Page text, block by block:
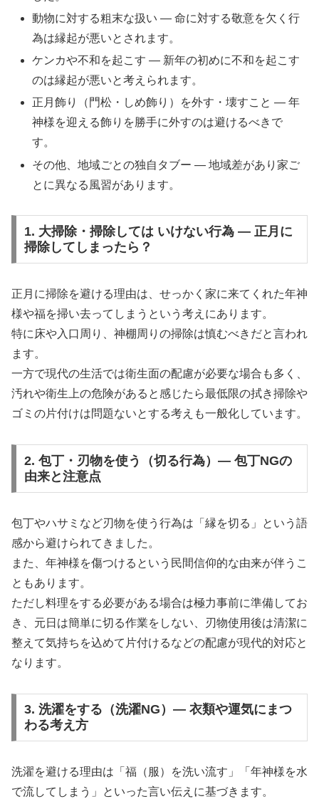
動物に対する粗末な扱い — 命に対する敬意を欠く行
為は縁起が悪いとされます。
ケンカや不和を起こす — 新年の初めに不和を起こす
のは縁起が悪いと考えられます。
正月飾り（門松・しめ飾り）を外す・壊すこと — 年
神様を迎える飾りを勝手に外すのは避けるべきで
す。
その他、地域ごとの独自タブー — 地域差があり家ご
とに異なる風習があります。
1. 大掃除・掃除しては いけない行為 — 正月に
掃除してしまったら？
正月に掃除を避ける理由は、せっかく家に来てくれた年神
様や福を掃い去ってしまうという考えにあります。
特に床や入口周り、神棚周りの掃除は慎むべきだと言われ
ます。
一方で現代の生活では衛生面の配慮が必要な場合も多く、
汚れや衛生上の危険があると感じたら最低限の拭き掃除や
ゴミの片付けは問題ないとする考えも一般化しています。
2. 包丁・刃物を使う（切る行為）— 包丁NGの
由来と注意点
包丁やハサミなど刃物を使う行為は「縁を切る」という語
感から避けられてきました。
また、年神様を傷つけるという民間信仰的な由来が伴うこ
ともあります。
ただし料理をする必要がある場合は極力事前に準備してお
き、元日は簡単に切る作業をしない、刃物使用後は清潔に
整えて気持ちを込めて片付けるなどの配慮が現代的対応と
なります。
3. 洗濯をする（洗濯NG）— 衣類や運気にまつ
わる考え方
洗濯を避ける理由は「福（服）を洗い流す」「年神様を水
で流してしまう」といった言い伝えに基づきます。